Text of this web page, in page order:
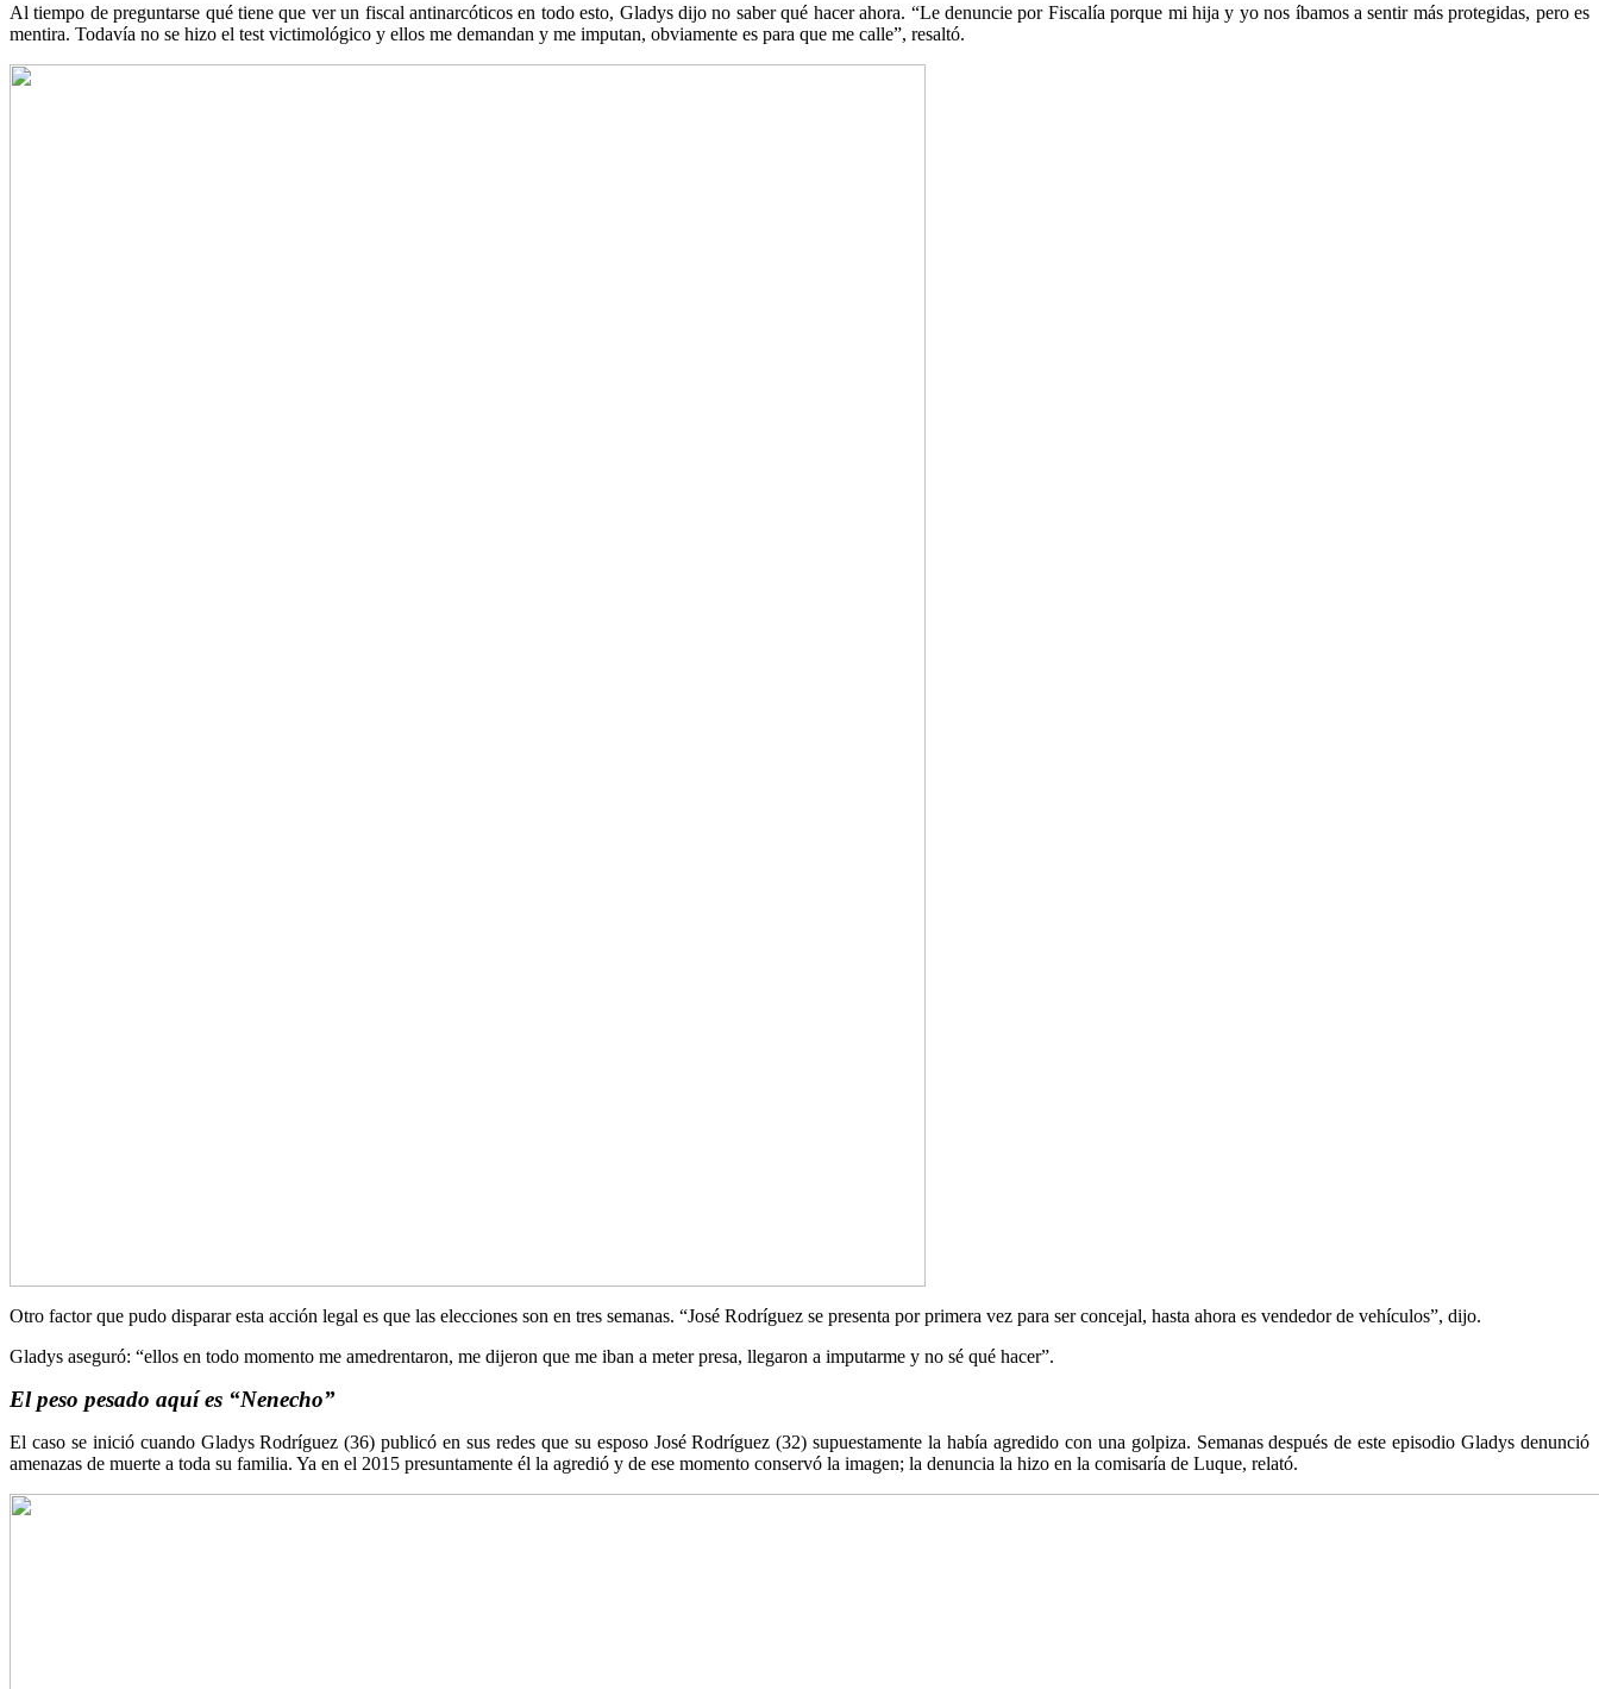
Al tiempo de preguntarse qué tiene que ver un fiscal antinarcóticos en todo esto, Gladys dijo no saber qué hacer ahora. “Le denuncie por Fiscalía porque mi hija y yo nos íbamos a sentir más protegidas, pero es
mentira. Todavía no se hizo el test victimológico y ellos me demandan y me imputan, obviamente es para que me calle”, resaltó.
Otro factor que pudo disparar esta acción legal es que las elecciones son en tres semanas. “José Rodríguez se presenta por primera vez para ser concejal, hasta ahora es vendedor de vehículos”, dijo.
Gladys aseguró: “ellos en todo momento me amedrentaron, me dijeron que me iban a meter presa, llegaron a imputarme y no sé qué hacer”.
El peso pesado aquí es “Nenecho”
El caso se inició cuando Gladys Rodríguez (36) publicó en sus redes que su esposo José Rodríguez (32) supuestamente la había agredido con una golpiza. Semanas después de este episodio Gladys denunció
amenazas de muerte a toda su familia. Ya en el 2015 presuntamente él la agredió y de ese momento conservó la imagen; la denuncia la hizo en la comisaría de Luque, relató.